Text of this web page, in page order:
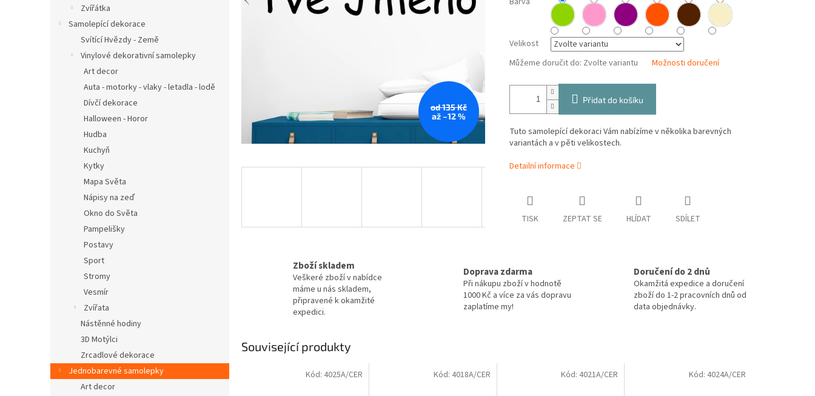
Zvířátka
Samolepící dekorace
Svítící Hvězdy - Země
Vinylové dekorativní samolepky
Art decor
Auta - motorky - vlaky - letadla - lodě
Dívčí dekorace
Halloween - Horor
Hudba
Kuchyň
Kytky
Mapa Světa
Nápisy na zeď
Okno do Světa
Pampelišky
Postavy
Sport
Stromy
Vesmír
Zvířata
Nástěnné hodiny
3D Motýlci
Zrcadlové dekorace
Jednobarevné samolepky
Art decor
od 135 Kč
až –12 %
Velikost
Můžeme doručit do: Zvolte variantu Možnosti doručení
Přidat do košíku
Tuto samolepící dekoraci Vám nabízíme v několika barevných
variantách a v pěti velikostech.
Detailní informace
TISK ZEPTAT SE HLÍDAT SDÍLET
Zboží skladem
Veškeré zboží v nabídce
máme u nás skladem,
připravené k okamžité
expedici.
Doprava zdarma
Při nákupu zboží v hodnotě
1000 Kč a více za vás dopravu
zaplatíme my!
Doručení do 2 dnů
Okamžitá expedice a doručení
zboží do 1-2 pracovních dnů od
data objednávky.
Související produkty
Kód: 4025A/CER Kód: 4018A/CER Kód: 4021A/CER Kód: 4024A/CER